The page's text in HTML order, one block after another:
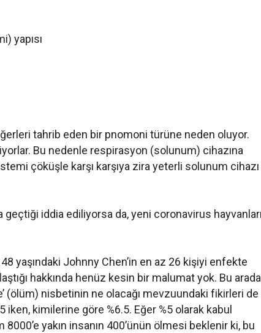
yapısı
tahrib eden bir pnomoni türüne neden oluyor.
Bu nedenle respirasyon (solunum) cihazına
çöküşle karşı karşıya zira yeterli solunum cihazı
geçtiği iddia ediliyorsa da, yeni coronavirus hayvanları
yaşındaki Johnny Chen’in en az 26 kişiyi enfekte
hakkında henüz kesin bir malumat yok. Bu arada
(ölüm) nisbetinin ne olacağı mevzuundaki fikirleri de
kimilerine göre %6.5. Eğer %5 olarak kabul
yakın insanın 400’ünün ölmesi beklenir ki, bu